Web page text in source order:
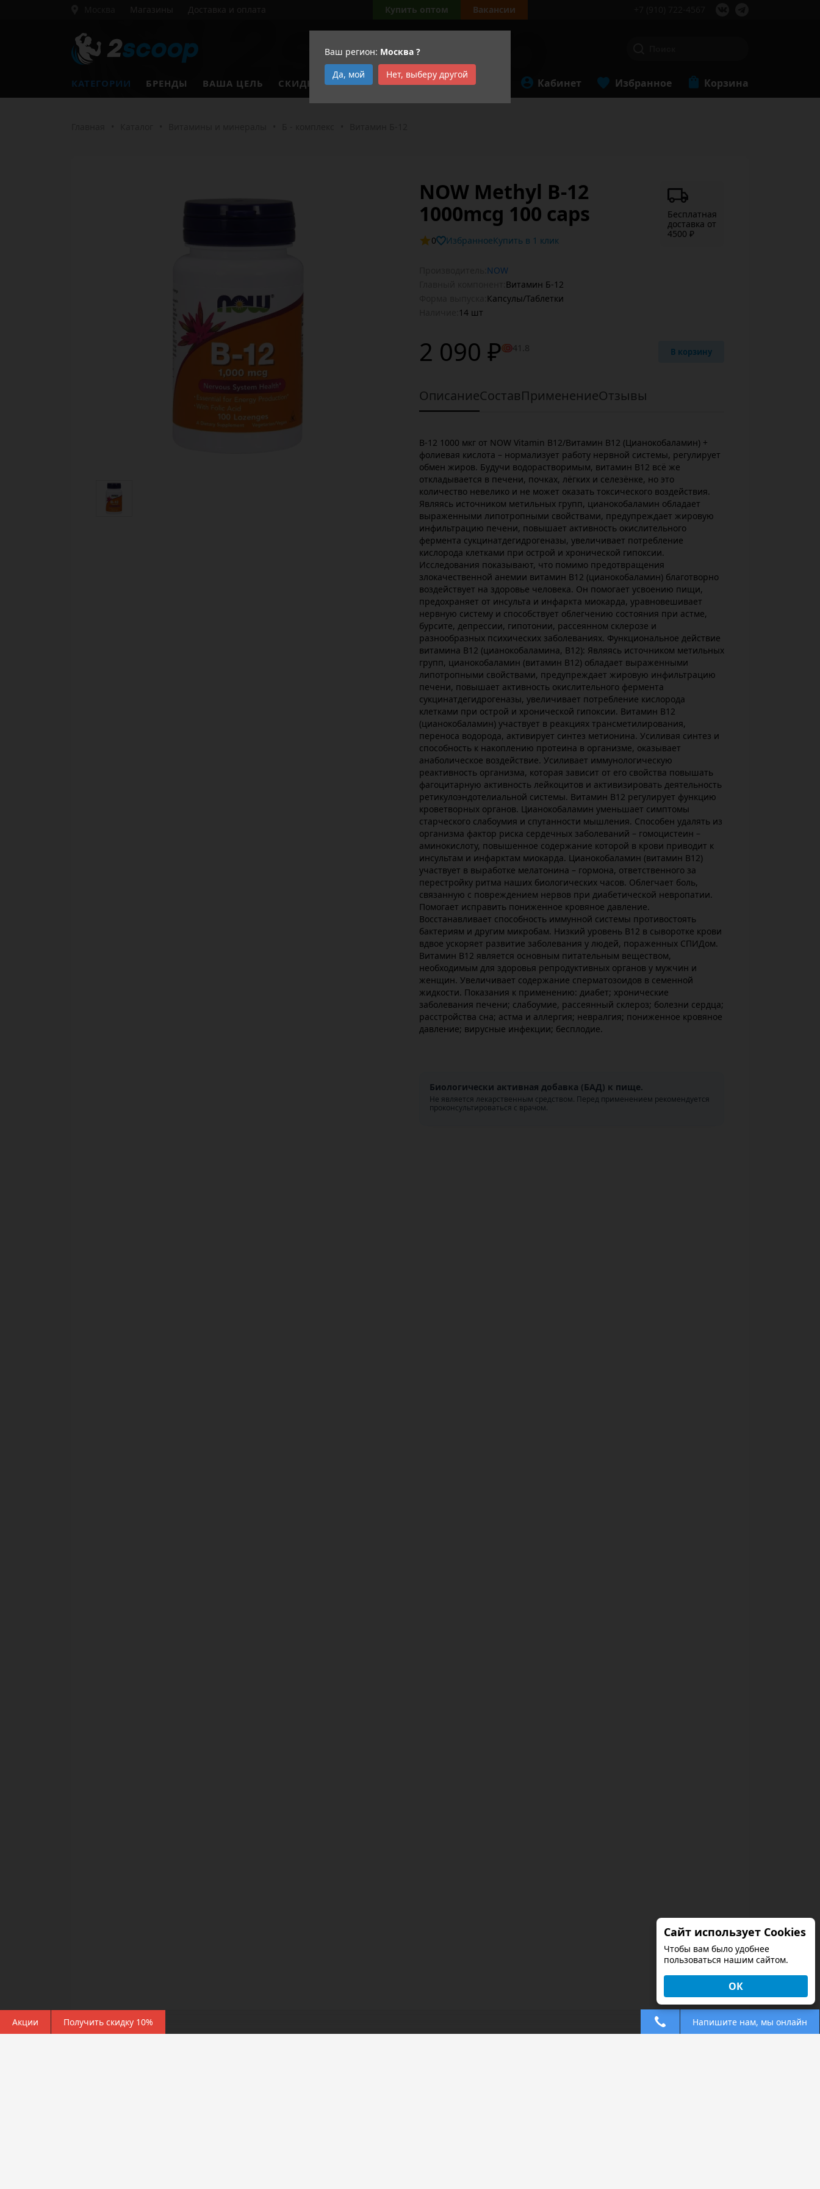
Ваш регион: Москва ?
Да, мой
Нет, выберу другой
Магазины Доставка и оплата Купить оптом Вакансии
КАТЕГОРИИ БРЕНДЫ ВАША ЦЕЛЬ СКИДКИ АКЦИИ Кабинет Избранное Корзина
NOW Methyl B-12
1000mcg 100 caps
0 Избранное Купить в 1 клик
Бесплатная
доставка от
4500 ₽
NOW
Витамин Б-12
Капсулы/Таблетки
14 шт
2 090 ₽ 41.8 В корзину
ОписаниеСоставПрименениеОтзывы
B-12 1000 мкг от NOW Vitamin B12/Витамин B12 (Цианокобаламин) +
фолиевая кислота – нормализует работу нервной системы, регулирует
обмен жиров. Будучи водорастворимым, витамин В12 всё же
откладывается в печени, почках, лёгких и селезёнке, но это
количество невелико и не может оказать токсического воздействия.
Являясь источником метильных групп, цианокобаламин обладает
выраженными липотропными свойствами, предупреждает жировую
инфильтрацию печени, повышает активность окислительного
фермента сукцинатдегидрогеназы, увеличивает потребление
кислорода клетками при острой и хронической гипоксии.
Исследования показывают, что помимо предотвращения
злокачественной анемии витамин В12 (цианокобаламин) благотворно
воздействует на здоровье человека. Он помогает усвоению пищи,
предохраняет от инсульта и инфаркта миокарда, уравновешивает
нервную систему и способствует облегчению состояния при астме,
бурсите, депрессии, гипотонии, рассеянном склерозе и
разнообразных психических заболеваниях. Функциональное действие
витамина В12 (цианокобаламина, В12): Являясь источником метильных
групп, цианокобаламин (витамин В12) обладает выраженными
липотропными свойствами, предупреждает жировую инфильтрацию
печени, повышает активность окислительного фермента
сукцинатдегидрогеназы, увеличивает потребление кислорода
клетками при острой и хронической гипоксии. Витамин В12
(цианокобаламин) участвует в реакциях трансметилирования,
переноса водорода, активирует синтез метионина. Усиливая синтез и
способность к накоплению протеина в организме, оказывает
анаболическое воздействие. Усиливает иммунологическую
реактивность организма, которая зависит от его свойства повышать
фагоцитарную активность лейкоцитов и активизировать деятельность
ретикулоэндотелиальной системы. Витамин В12 регулирует функцию
кроветворных органов. Цианокобаламин уменьшает симптомы
старческого слабоумия и спутанности мышления. Способен удалять из
организма фактор риска сердечных заболеваний – гомоцистеин –
аминокислоту, повышенное содержание которой в крови приводит к
инсультам и инфарктам миокарда. Цианокобаламин (витамин В12)
участвует в выработке мелатонина – гормона, ответственного за
перестройку ритма наших биологических часов. Облегчает боль,
связанную с повреждением нервов при диабетической невропатии.
Помогает исправить пониженное кровяное давление.
Восстанавливает способность иммунной системы противостоять
бактериям и другим микробам. Низкий уровень В12 в сыворотке крови
вдвое ускоряет развитие заболевания у людей, пораженных СПИДом.
Витамин В12 является основным питательным веществом,
необходимым для здоровья репродуктивных органов у мужчин и
женщин. Увеличивает содержание сперматозоидов в семенной
жидкости. Показания к применению: диабет; хронические
заболевания печени; слабоумие, рассеянный склероз; болезни сердца;
расстройства сна; астма и аллергия; невралгия; пониженное кровяное
давление; вирусные инфекции; бесплодие.
Биологически активная добавка (БАД) к пище.
Не является лекарственным средством. Перед применением рекомендуется
проконсультироваться с врачом.
Акции Получить скидку 10% Напишите нам, мы онлайн
Сайт использует Cookies
Чтобы вам было удобнее
пользоваться нашим сайтом.
ОК